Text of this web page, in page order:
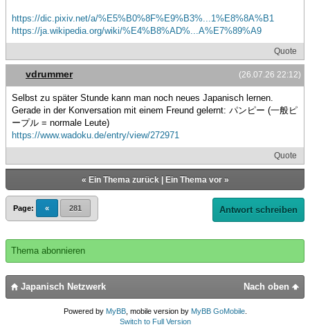
https://dic.pixiv.net/a/%E5%B0%8F%E9%B3%...1%E8%8A%B1
https://ja.wikipedia.org/wiki/%E4%B8%AD%...A%E7%89%A9
Quote
(26.07.26 22:12)
vdrummer
Selbst zu später Stunde kann man noch neues Japanisch lernen.
Gerade in der Konversation mit einem Freund gelernt: パンピー (一般ピ
ープル = normale Leute)
https://www.wadoku.de/entry/view/272971
Quote
« Ein Thema zurück| Ein Thema vor»
Page: « 281 Antwort schreiben
Thema abonnieren
Nach oben
Japanisch Netzwerk
Powered by MyBB, mobile version by MyBB GoMobile.
Switch to Full Version